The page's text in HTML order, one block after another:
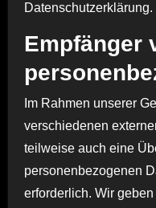
Datenschutzerklärung.
Empfänger
Im Rahmen unserer
verschiedenen
teilweise auch eine
personenbezogenen
erforderlich. Wir